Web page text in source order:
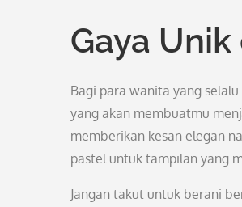
Gaya
Bagi para wanita yang
yang akan membuatmu
memberikan kesan elegan
pastel untuk tampilan yang
Jangan takut untuk berani